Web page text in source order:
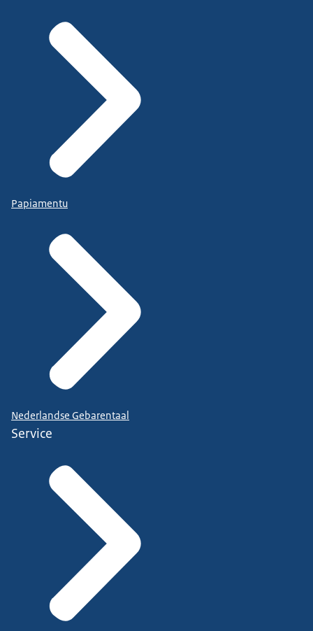
Papiamentu
Nederlandse Gebarentaal
Service